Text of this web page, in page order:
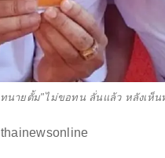
นายตั้ม"ไม่ขอทน ลั่นแล้ว หลังเห็น
thainewsonline